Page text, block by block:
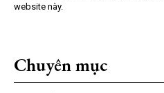
website này.
Chuyên mục